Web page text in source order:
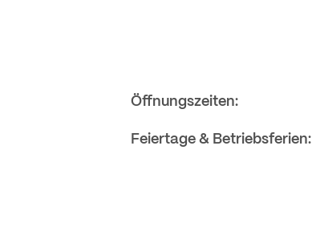
Öffnungszeiten:
Feiertage & Betriebsferien: